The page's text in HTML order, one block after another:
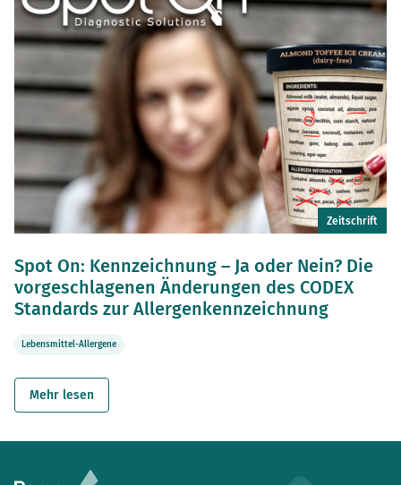
Zeitschrift
Spot On: Kennzeichnung – Ja oder Nein? Die
vorgeschlagenen Änderungen des CODEX
Standards zur Allergenkennzeichnung
Lebensmittel-Allergene
Mehr lesen